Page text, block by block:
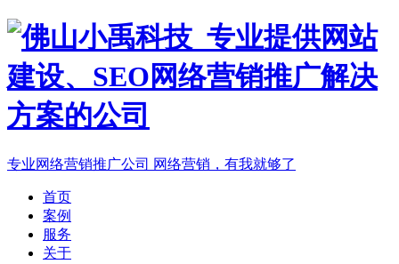
专业网络营销推广公司 网络营销，有我就够了
首页
案例
服务
关于